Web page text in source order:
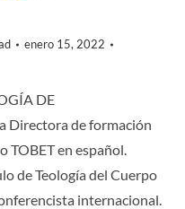
enero 15, 2022
DE
Directora de formación
TOBET en español.
de Teología del Cuerpo
internacional.